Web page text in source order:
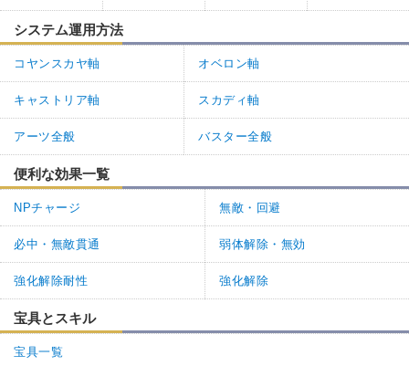
システム運用方法
コヤンスカヤ軸 オベロン軸
キャストリア軸 スカディ軸
アーツ全般 バスター全般
便利な効果一覧
NPチャージ 無敵・回避
必中・無敵貫通 弱体解除・無効
強化解除耐性 強化解除
宝具とスキル
宝具一覧